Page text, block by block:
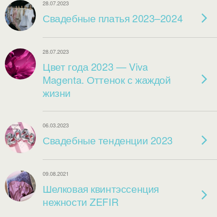
28.07.2023
Свадебные платья 2023–2024
28.07.2023
Цвет года 2023 — Viva
Magenta. Оттенок с жаждой
жизни
06.03.2023
Свадебные тенденции 2023
09.08.2021
Шелковая квинтэссенция
нежности ZEFIR